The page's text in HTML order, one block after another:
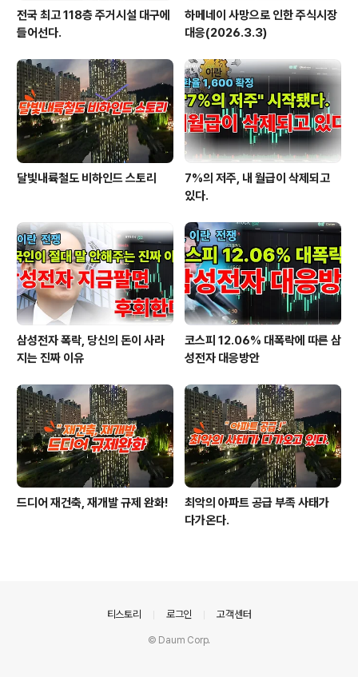
전국 최고 118층 주거시설 대구에
들어선다.
하메네이 사망으로 인한 주식시장
대응(2026.3.3)
달빛내륙철도 비하인드 스토리
7%의 저주, 내 월급이 삭제되고
있다.
삼성전자 폭락, 당신의 돈이 사라
지는 진짜 이유
코스피 12.06% 대폭락에 따른 삼
성전자 대응방안
드디어 재건축, 재개발 규제 완화!
최악의 아파트 공급 부족 사태가
다가온다.
티스토리 로그인 고객센터
© Daum Corp.